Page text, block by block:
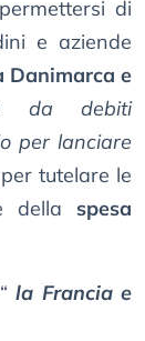
di
e aziende
Danimarca e
da debiti
per lanciare
tutelare le
della spesa
la Francia e